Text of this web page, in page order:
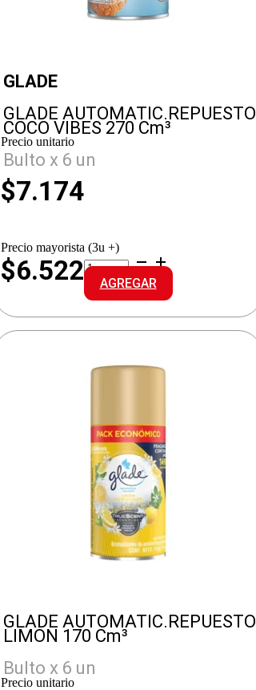
GLADE
GLADE AUTOMATIC.REPUESTO
COCO VIBES 270 Cm³
Bulto x 6 un
Precio unitario
$7.174
Precio mayorista (3u +)
$6.522GLADE
AUTOMATIC.REPUESTO
COCO
VIBES
cantidad
AGREGAR
GLADE AUTOMATIC.REPUESTO
LIMON 170 Cm³
Bulto x 6 un
Precio unitario